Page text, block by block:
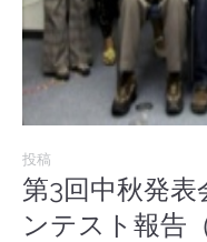
投稿
第3回中秋発
ンテスト報告